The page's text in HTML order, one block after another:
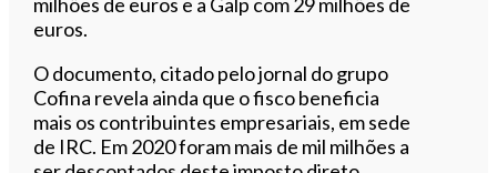
euros.
O documento, citado pelo jornal do grupo
Cofina revela ainda que o fisco beneficia
mais os contribuintes empresariais, em sede
de IRC. Em 2020 foram mais de mil milhões a